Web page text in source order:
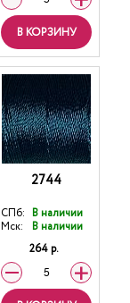
В КОРЗИНУ
2744
СПб: В наличии
Мск:
В наличии
264 р.